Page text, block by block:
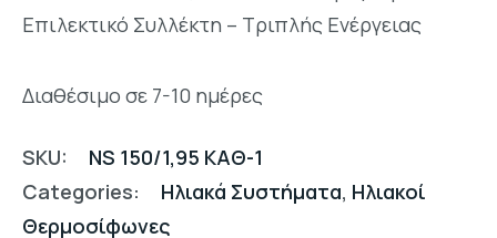
Επιλεκτικό Συλλέκτη – Τριπλής Ενέργειας
Διαθέσιμο σε 7-10 ημέρες
SKU:
NS 150/1,95 ΚΑΘ-1
Categories:
Ηλιακά Συστήματα, Ηλιακοί
Θερμοσίφωνες